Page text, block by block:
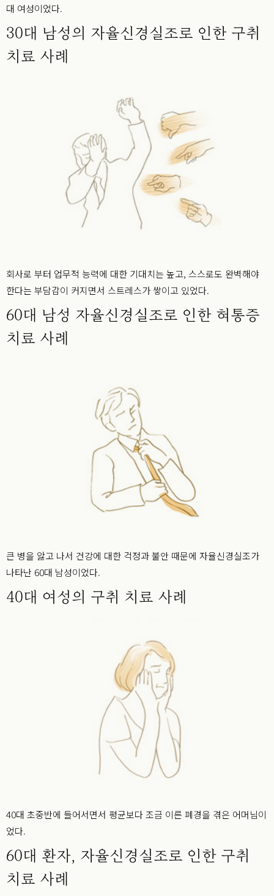
대 여성이었다.
30대 남성의 자율신경실조로 인한 구취
치료 사례
회사로 부터 업무적 능력에 대한 기대치는 높고, 스스로도 완벽해야
한다는 부담감이 커지면서 스트레스가 쌓이고 있었다.
60대 남성 자율신경실조로 인한 혀통증
치료 사례
큰 병을 앓고 나서 건강에 대한 걱정과 불안 때문에 자율신경실조가
나타난 60대 남성이었다.
40대 여성의 구취 치료 사례
40대 초중반에 들어서면서 평균보다 조금 이른 폐경을 겪은 어머님이
었다.
60대 환자, 자율신경실조로 인한 구취
치료 사례